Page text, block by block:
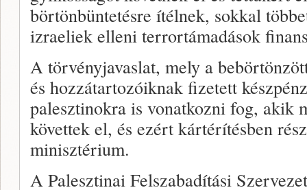
börtönbüntetésre ítélnek, sokkal
izraeliek elleni terrortámadások
A törvényjavaslat, mely a
és hozzátartozóiknak fizetett
palesztinokra is vonatkozni fog, akik
követtek el, és ezért kártérítésben
minisztérium.
A Palesztinai Felszabadítási